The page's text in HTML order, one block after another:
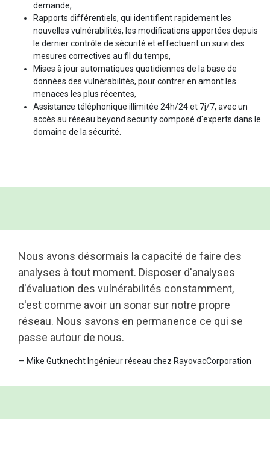
demande,
Rapports différentiels, qui identifient rapidement les
nouvelles vulnérabilités, les modifications apportées depuis
le dernier contrôle de sécurité et effectuent un suivi des
mesures correctives au fil du temps,
Mises à jour automatiques quotidiennes de la base de
données des vulnérabilités, pour contrer en amont les
menaces les plus récentes,
Assistance téléphonique illimitée 24h/24 et 7j/7, avec un
accès au réseau beyond security composé d'experts dans le
domaine de la sécurité.
Nous avons désormais la capacité de faire des
analyses à tout moment. Disposer d'analyses
d'évaluation des vulnérabilités constamment,
c'est comme avoir un sonar sur notre propre
réseau. Nous savons en permanence ce qui se
passe autour de nous.
— Mike Gutknecht Ingénieur réseau chez RayovacCorporation